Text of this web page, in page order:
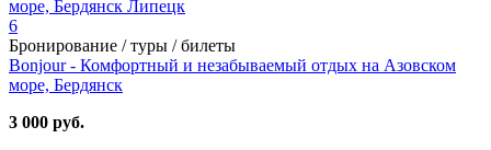
6
Бронирование / туры / билеты
Bonjour - Комфортный и незабываемый отдых на Азовском
море, Бердянск
3 000 руб.